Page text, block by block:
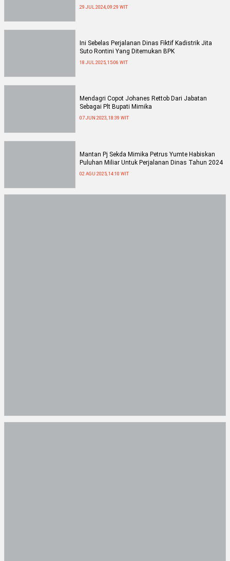
29 JUL 2024, 09:29 WIT
Ini Sebelas Perjalanan Dinas Fiktif Kadistrik Jita
Suto Rontini Yang Ditemukan BPK
18 JUL 2025, 15:06 WIT
Mendagri Copot Johanes Rettob Dari Jabatan
Sebagai Plt Bupati Mimika
07 JUN 2023, 18:39 WIT
Mantan Pj Sekda Mimika Petrus Yumte Habiskan
Puluhan Miliar Untuk Perjalanan Dinas Tahun 2024
02 AGU 2025, 14:10 WIT